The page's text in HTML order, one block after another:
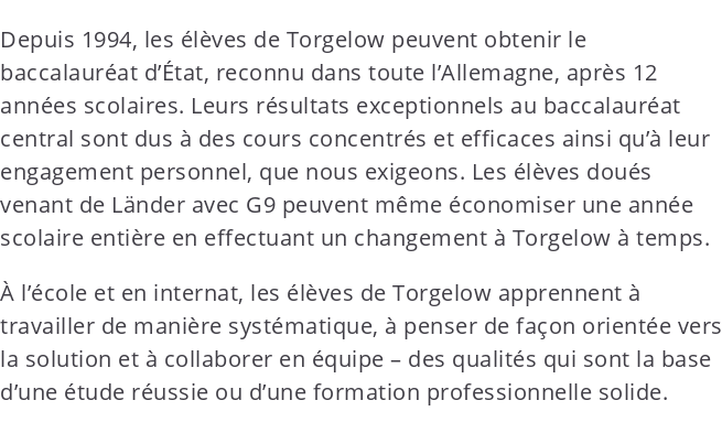
Depuis 1994, les élèves de Torgelow peuvent obtenir le
baccalauréat d’État, reconnu dans toute l’Allemagne, après 12
années scolaires. Leurs résultats exceptionnels au baccalauréat
central sont dus à des cours concentrés et efficaces ainsi qu’à leur
engagement personnel, que nous exigeons. Les élèves doués
venant de Länder avec G9 peuvent même économiser une année
scolaire entière en effectuant un changement à Torgelow à temps.
À l’école et en internat, les élèves de Torgelow apprennent à
travailler de manière systématique, à penser de façon orientée vers
la solution et à collaborer en équipe – des qualités qui sont la base
d’une étude réussie ou d’une formation professionnelle solide.